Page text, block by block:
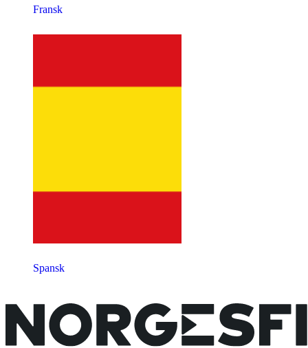
Fransk
Spansk